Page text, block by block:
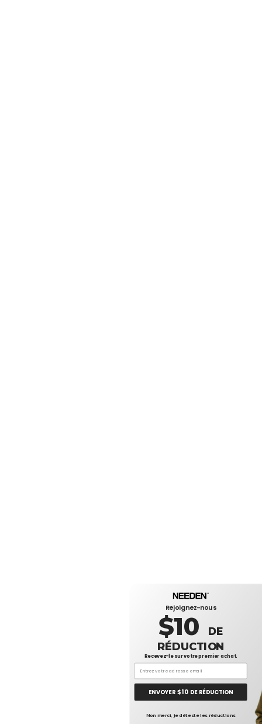
Si
Rejoignez-nous
$10 DE
RÉDUCTION
Recevez-le sur votre premier achat.
ENVOYER $ 10 DE RÉDUCTION
Non merci, je déteste les réductions